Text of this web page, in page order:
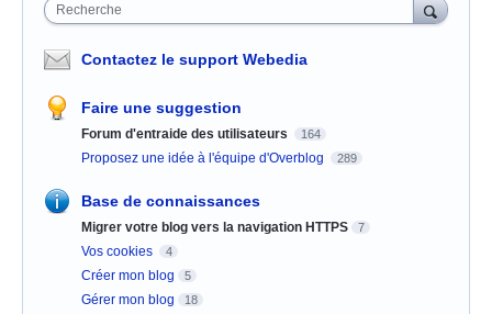
Recherche
Contactez le support Webedia
Faire une suggestion
Forum d'entraide des utilisateurs 164
Proposez une idée à l'équipe d'Overblog 289
Base de connaissances
Migrer votre blog vers la navigation HTTPS 7
Vos cookies 4
Créer mon blog 5
Gérer mon blog 18